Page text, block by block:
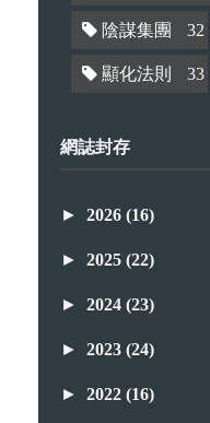
陰謀集團 32
顯化法則 33
網誌封存
► 2026 (16)
► 2025 (22)
► 2024 (23)
► 2023 (24)
► 2022 (16)